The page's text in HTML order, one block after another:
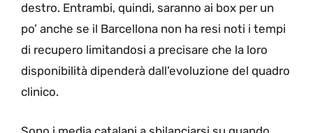
destro. Entrambi, quindi, saranno ai box per un
po’ anche se il Barcellona non ha resi noti i tempi
di recupero limitandosi a precisare che la loro
disponibilità dipenderà dall’evoluzione del quadro
clinico.